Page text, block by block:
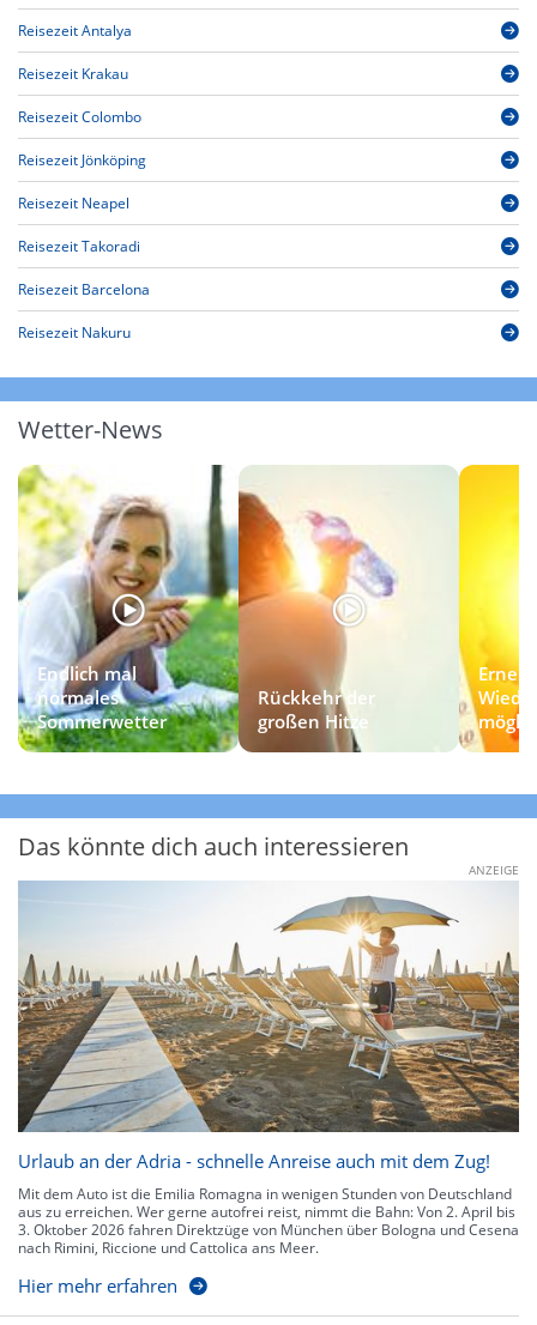
Reisezeit Antalya
Reisezeit Krakau
Reisezeit Colombo
Reisezeit Jönköping
Reisezeit Neapel
Reisezeit Takoradi
Reisezeit Barcelona
Reisezeit Nakuru
Wetter-News
Endlich mal
normales
Sommerwetter
Rückkehr der
großen Hitze
Das könnte dich auch interessieren
ANZEIGE
Urlaub an der Adria - schnelle Anreise auch mit dem Zug!
Mit dem Auto ist die Emilia Romagna in wenigen Stunden von Deutschland
aus zu erreichen. Wer gerne autofrei reist, nimmt die Bahn: Von 2. April bis
3. Oktober 2026 fahren Direktzüge von München über Bologna und Cesena
nach Rimini, Riccione und Cattolica ans Meer.
Hier mehr erfahren